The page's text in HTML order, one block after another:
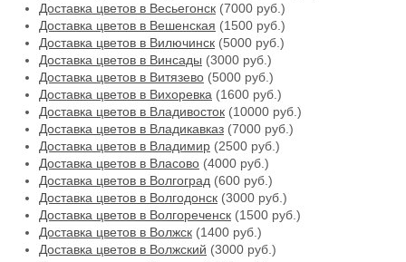
Доставка цветов в Весьегонск (7000 руб.)
Доставка цветов в Вешенская (1500 руб.)
Доставка цветов в Вилючинск (5000 руб.)
Доставка цветов в Винсады (3000 руб.)
Доставка цветов в Витязево (5000 руб.)
Доставка цветов в Вихоревка (1600 руб.)
Доставка цветов в Владивосток (10000 руб.)
Доставка цветов в Владикавказ (7000 руб.)
Доставка цветов в Владимир (2500 руб.)
Доставка цветов в Власово (4000 руб.)
Доставка цветов в Волгоград (600 руб.)
Доставка цветов в Волгодонск (3000 руб.)
Доставка цветов в Волгореченск (1500 руб.)
Доставка цветов в Волжск (1400 руб.)
Доставка цветов в Волжский (3000 руб.)